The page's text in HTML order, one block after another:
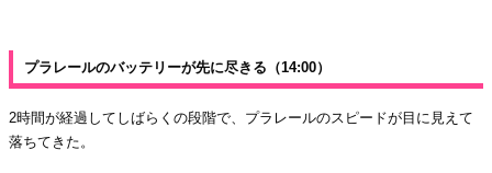
プラレールのバッテリーが先に尽きる（14:00）
2時間が経過してしばらくの段階で、プラレールのスピードが目に見えて
落ちてきた。